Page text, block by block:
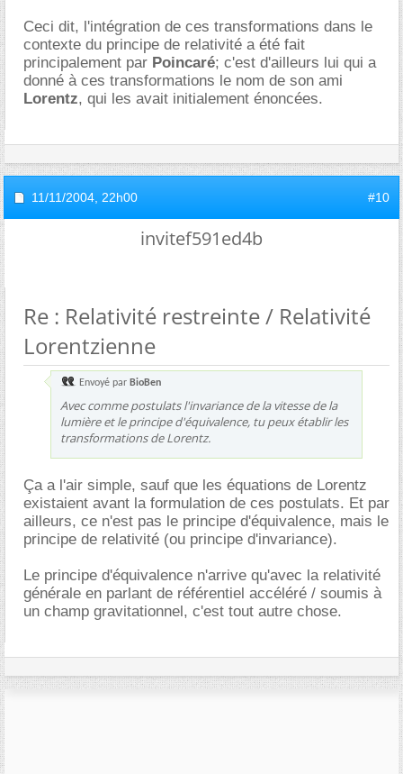
Ceci dit, l'intégration de ces transformations dans le
contexte du principe de relativité a été fait
principalement par Poincaré; c'est d'ailleurs lui qui a
donné à ces transformations le nom de son ami
Lorentz, qui les avait initialement énoncées.
11/11/2004, 22h00 #10
invitef591ed4b
Re : Relativité restreinte / Relativité
Lorentzienne
Envoyé par BioBen
Avec comme postulats l'invariance de la vitesse de la
lumière et le principe d'équivalence, tu peux établir les
transformations de Lorentz.
Ça a l'air simple, sauf que les équations de Lorentz
existaient avant la formulation de ces postulats. Et par
ailleurs, ce n'est pas le principe d'équivalence, mais le
principe de relativité (ou principe d'invariance).
Le principe d'équivalence n'arrive qu'avec la relativité
générale en parlant de référentiel accéléré / soumis à
un champ gravitationnel, c'est tout autre chose.